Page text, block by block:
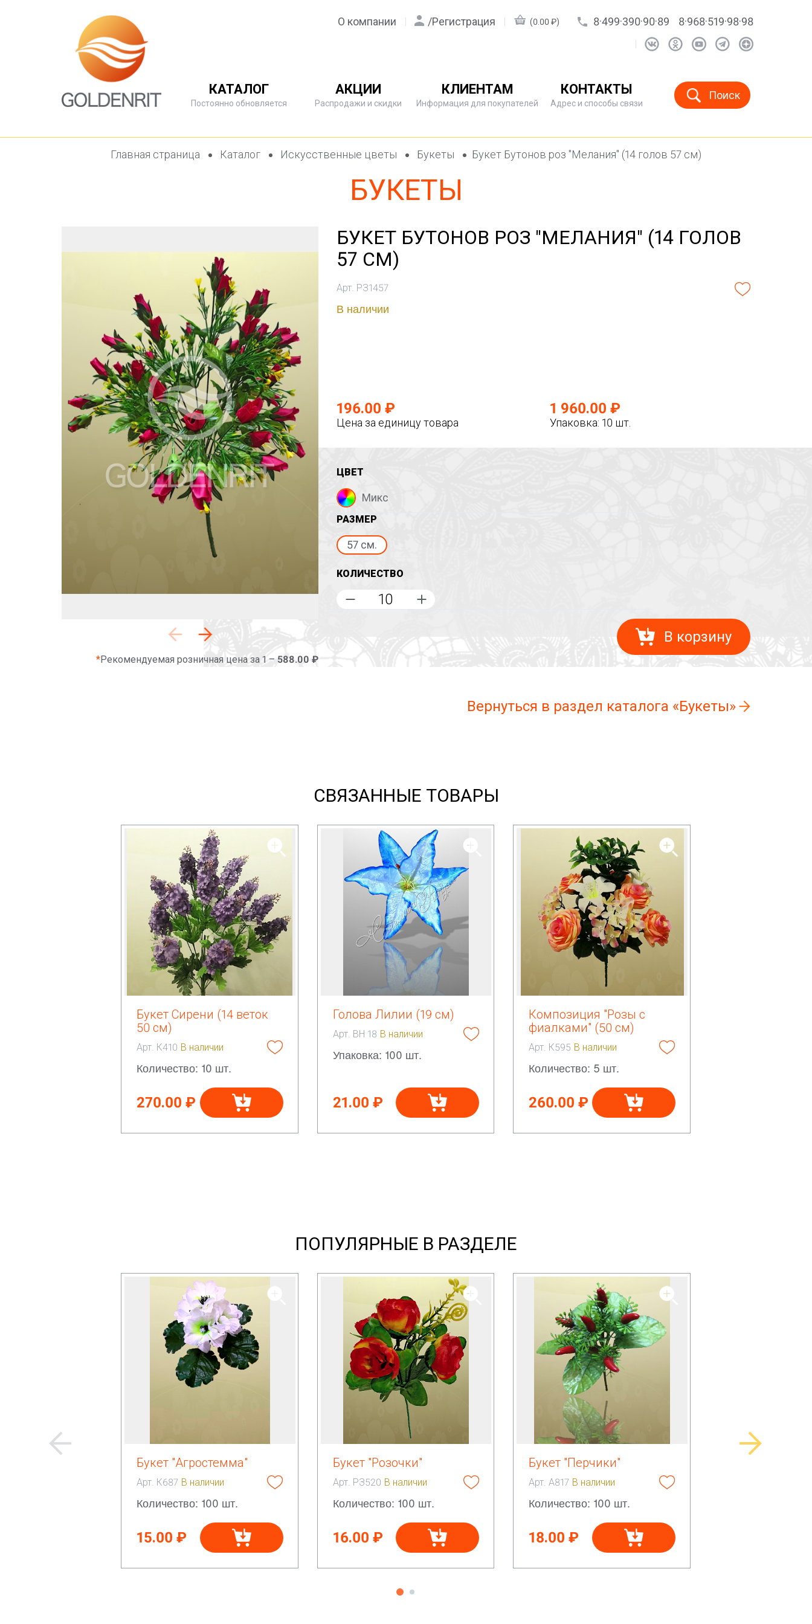
О компании /Регистрация (0.00 ₽) 8·499·390·90·89 8·968·519·98·98
КАТАЛОГ
Постоянно обновляется
АКЦИИ
Распродажи и скидки
КЛИЕНТАМ
Информация для покупателей
КОНТАКТЫ
Адрес и способы связи
Поиск
Главная страница Каталог Искусственные цветы Букеты Букет Бутонов роз "Мелания" (14 голов 57 см)
БУКЕТЫ
*Рекомендуемая розничная цена за 1 – 588.00 ₽
БУКЕТ БУТОНОВ РОЗ "МЕЛАНИЯ" (14 ГОЛОВ
57 СМ)
Арт. РЗ1457
В наличии
196.00 ₽
Цена за единицу товара
1 960.00 ₽
Упаковка: 10 шт.
ЦВЕТ
Микс
РАЗМЕР
57 см.
КОЛИЧЕСТВО
В корзину
Вернуться в раздел каталога «Букеты»
СВЯЗАННЫЕ ТОВАРЫ
Букет Сирени (14 веток
50 см)
Арт. К410 В наличии
Количество: 10 шт.
270.00 ₽
Голова Лилии (19 см)
Арт. ВН 18 В наличии
Упаковка: 100 шт.
21.00 ₽
Композиция "Розы с
фиалками" (50 см)
Арт. К595 В наличии
Количество: 5 шт.
260.00 ₽
ПОПУЛЯРНЫЕ В РАЗДЕЛЕ
Букет "Агростемма"
Арт. К687 В наличии
Количество: 100 шт.
15.00 ₽
Букет "Розочки"
Арт. РЗ520 В наличии
Количество: 100 шт.
16.00 ₽
Букет "Перчики"
Арт. А817 В наличии
Количество: 100 шт.
18.00 ₽